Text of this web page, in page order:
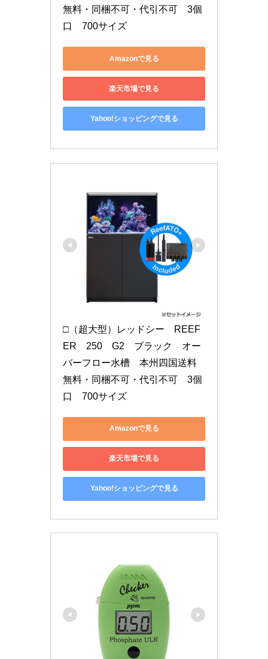
無料・同梱不可・代引不可　3個
口　700サイズ
Amazonで見る
楽天市場で見る
Yahoo!ショッピングで見る
□（超大型）レッドシー　REEF
ER　250　G2　ブラック　オー
バーフロー水槽　本州四国送料
無料・同梱不可・代引不可　3個
口　700サイズ
Amazonで見る
楽天市場で見る
Yahoo!ショッピングで見る